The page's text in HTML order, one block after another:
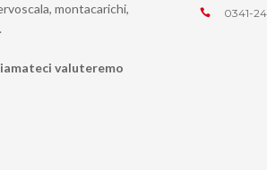
montacarichi,
valuteremo
0341-